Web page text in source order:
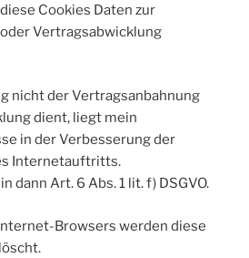
Cookies Daten zur
Vertragsabwicklung
nicht der Vertragsanbahnung
dient, liegt mein
in der Verbesserung der
Internetauftritts.
dann Art. 6 Abs. 1 lit. f) DSGVO.
Browsers werden diese